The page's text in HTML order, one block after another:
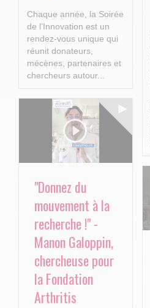
Chaque année, la Soirée
de l’Innovation est un
rendez-vous unique qui
réunit donateurs,
mécènes, partenaires et
chercheurs autour...
"Donnez du
mouvement à la
recherche !" -
Manon Galoppin,
chercheuse pour
la Fondation
Arthritis